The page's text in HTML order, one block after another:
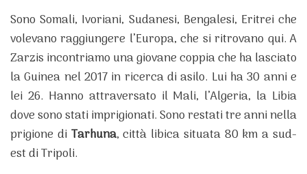
Sono Somali, Ivoriani, Sudanesi, Bengalesi, Eritrei che
volevano raggiungere l’Europa, che si ritrovano qui. A
Zarzis incontriamo una giovane coppia che ha lasciato
la Guinea nel 2017 in ricerca di asilo. Lui ha 30 anni e
lei 26. Hanno attraversato il Mali, l’Algeria, la Libia
dove sono stati imprigionati. Sono restati tre anni nella
prigione di Tarhuna, città libica situata 80 km a sud-
est di Tripoli.